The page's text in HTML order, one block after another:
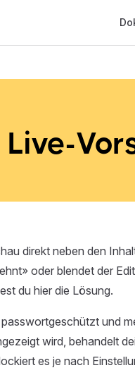
direkt neben den
oder blendet der
du hier die Lösung.
und
wird, behandelt
es je nach